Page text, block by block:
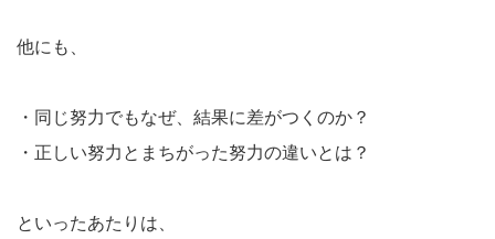
他にも、
・同じ努力でもなぜ、結果に差がつくのか？
・正しい努力とまちがった努力の違いとは？
といったあたりは、